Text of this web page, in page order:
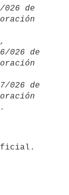
026 de